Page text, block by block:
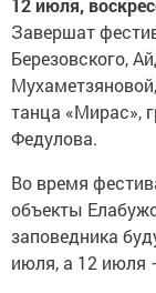
12 июля,
Завершат
Березовского,
танца «Мирас»,
Федулова.
Во время
объекты
заповедника
июля, а 12 июля